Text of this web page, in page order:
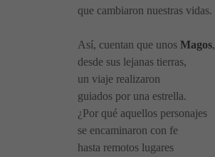
que cambiaron nuestras vidas.
Así, cuentan que unos Magos,
desde sus lejanas tierras,
un viaje realizaron
guiados por una estrella.
¿Por qué aquellos personajes
se encaminaron con fe
hasta remotos lugares